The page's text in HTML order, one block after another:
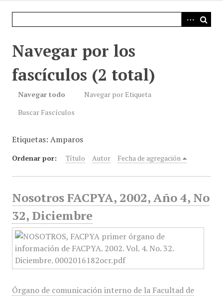
Navegar por los
fascículos (2 total)
Navegar todo
Navegar por Etiqueta
Buscar Fascículos
Etiquetas: Amparos
Ordenar por: Título Autor Fecha de agregación
Nosotros FACPYA, 2002, Año 4, No
32, Diciembre
Órgano de comunicación interno de la Facultad de